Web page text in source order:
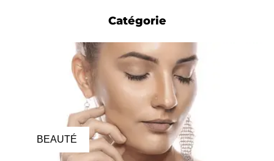
Catégorie
BEAUTÉ